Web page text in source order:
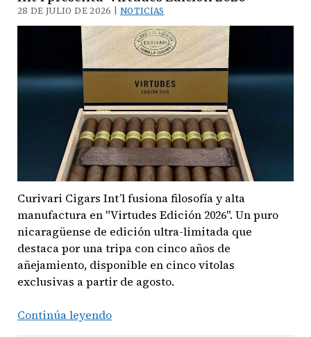
Illusione
recupera
el
‘MK
Ultra’
28 DE JULIO DE 2026 | NOTICIAS
Curivari Cigars Int’l fusiona filosofía y alta
manufactura en "Virtudes Edición 2026". Un puro
nicaragüense de edición ultra-limitada que
destaca por una tripa con cinco años de
añejamiento, disponible en cinco vitolas
exclusivas a partir de agosto.
Continúa leyendoLa